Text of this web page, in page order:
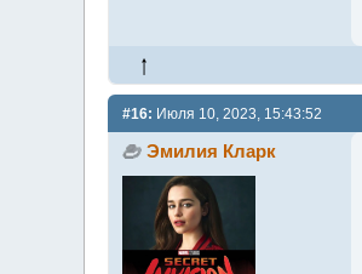
#16: Июля 10, 2023, 15:43:52
Эмилия Кларк